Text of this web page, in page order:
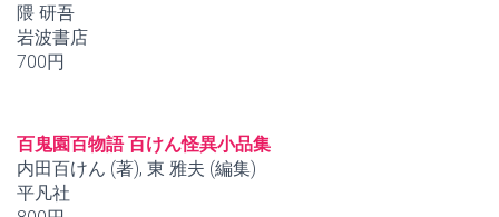
隈 研吾
岩波書店
700円
百鬼園百物語 百けん怪異小品集
内田百けん (著), 東 雅夫 (編集)
平凡社